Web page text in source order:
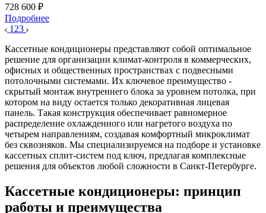
728 600 ₽
Подробнее
1 23
Кассетные кондиционеры представляют собой оптимальное
решение для организации климат-контроля в коммерческих,
офисных и общественных пространствах с подвесными
потолочными системами. Их ключевое преимущество -
скрытый монтаж внутреннего блока за уровнем потолка, при
котором на виду остается только декоративная лицевая
панель. Такая конструкция обеспечивает равномерное
распределение охлажденного или нагретого воздуха по
четырем направлениям, создавая комфортный микроклимат
без сквозняков. Мы специализируемся на подборе и установке
кассетных сплит-систем под ключ, предлагая комплексные
решения для объектов любой сложности в Санкт-Петербурге.
Кассетные кондиционеры: принцип
работы и преимущества